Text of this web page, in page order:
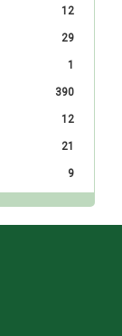
12
29
1
390
12
21
9